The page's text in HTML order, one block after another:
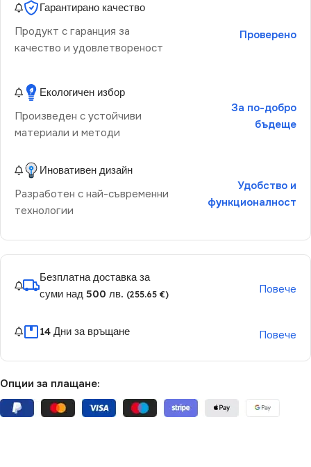
Гарантирано качество
Продукт с гаранция за
качество и удовлетвореност
Проверено
Екологичен избор
Произведен с устойчиви
материали и методи
За по-добро
бъдеще
Иновативен дизайн
Разработен с най-съвременни
технологии
Удобство и
функционалност
Безплатна доставка за
суми над 500 лв. (255.65 €) Повече
14 Дни за връщане Повече
Опции за плащане: